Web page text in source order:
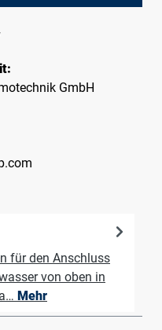
GmbH
für den Anschluss
von oben in
Mehr